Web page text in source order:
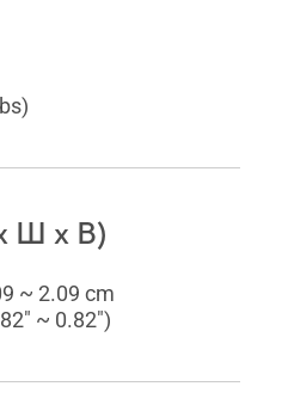
Ш x В)
~ 2.09 cm
~ 0.82")